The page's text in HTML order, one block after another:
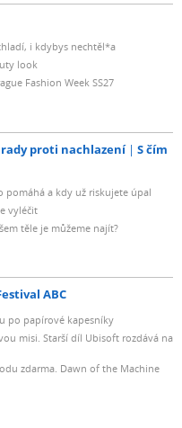
i kdybys nechtěl*a
look
Fashion Week SS27
rady proti nachlazení
S čím
pomáhá a kdy už riskujete úpal
vyléčit
těle je můžeme najít?
ABC
po papírové kapesníky
misi. Starší díl Ubisoft rozdává na
zdarma. Dawn of the Machine